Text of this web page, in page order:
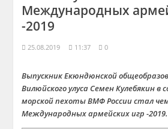
Международных
-2019
25.08.2019 11:37 0
Выпускник Екюндюнской
Вилюйского улуса Семен Кулебякин в
морской пехоты ВМФ России стал
Международных армейских игр -2019.